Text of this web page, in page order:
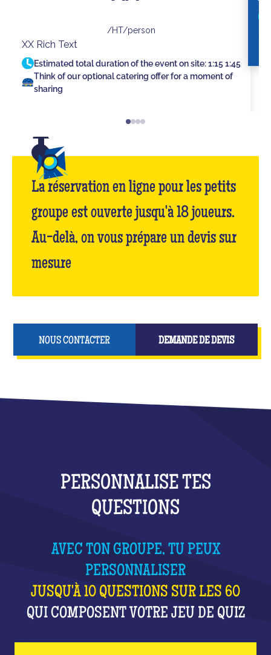
/HT/person
XX Rich Text
Estimated total duration of the event on site:1:151:45
Think of our optional catering offer for a moment of
sharing
La réservation en ligne pour les petits
groupe est ouverte jusqu'à 18 joueurs.
Au-delà, on vous prépare un devis sur
mesure
NOUS CONTACTER DEMANDE DE DEVIS
PERSONNALISE TES
QUESTIONS
AVEC TON GROUPE, TU PEUX
PERSONNALISER
JUSQU'À 10 QUESTIONS SUR LES 60
QUI COMPOSENT VOTRE JEU DE QUIZ